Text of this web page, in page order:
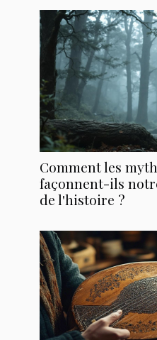
Comment les
façonnent-ils
de l'histoire ?